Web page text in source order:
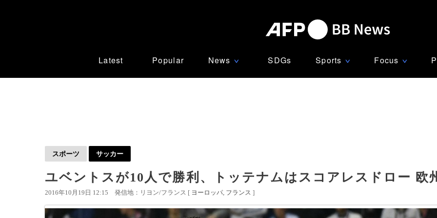
Latest Popular News ∨ SDGs Sports ∨ Focus ∨
スポーツ サッカー
ユベントスが10人で勝利、トッテナムはスコアレスドロー 欧
2016年10月19日 12:15 発信地：リヨン/フランス [ ヨーロッパ フランス ]